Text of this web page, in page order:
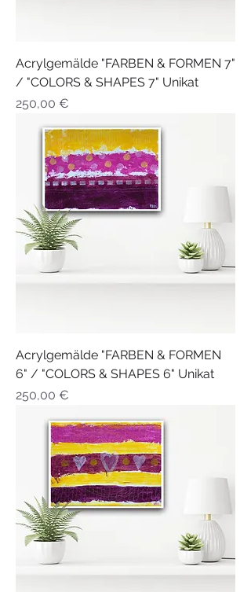
Acrylgemälde "FARBEN & FORMEN 7"
/ "COLORS & SHAPES 7" Unikat
Preis
250,00 €
Acrylgemälde "FARBEN & FORMEN
6" / "COLORS & SHAPES 6" Unikat
Preis
250,00 €